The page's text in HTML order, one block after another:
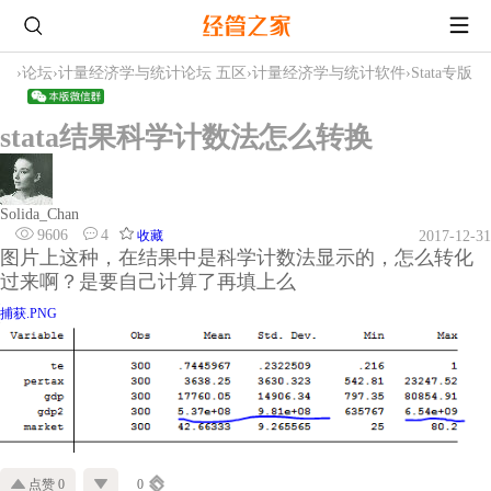
›论坛›计量经济学与统计论坛 五区 ›计量经济学与统计软件›Stata专版
stata结果科学计数法怎么转换
Solida_Chan
9606
4 收藏 2017-12-31
图片上这种，在结果中是科学计数法显示的，怎么转化
过来啊？是要自己计算了再填上么
捕获.PNG
点赞 0 0